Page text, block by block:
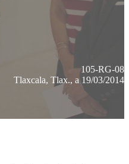
105-RG-08
Tlaxcala, Tlax., a 19/03/2014